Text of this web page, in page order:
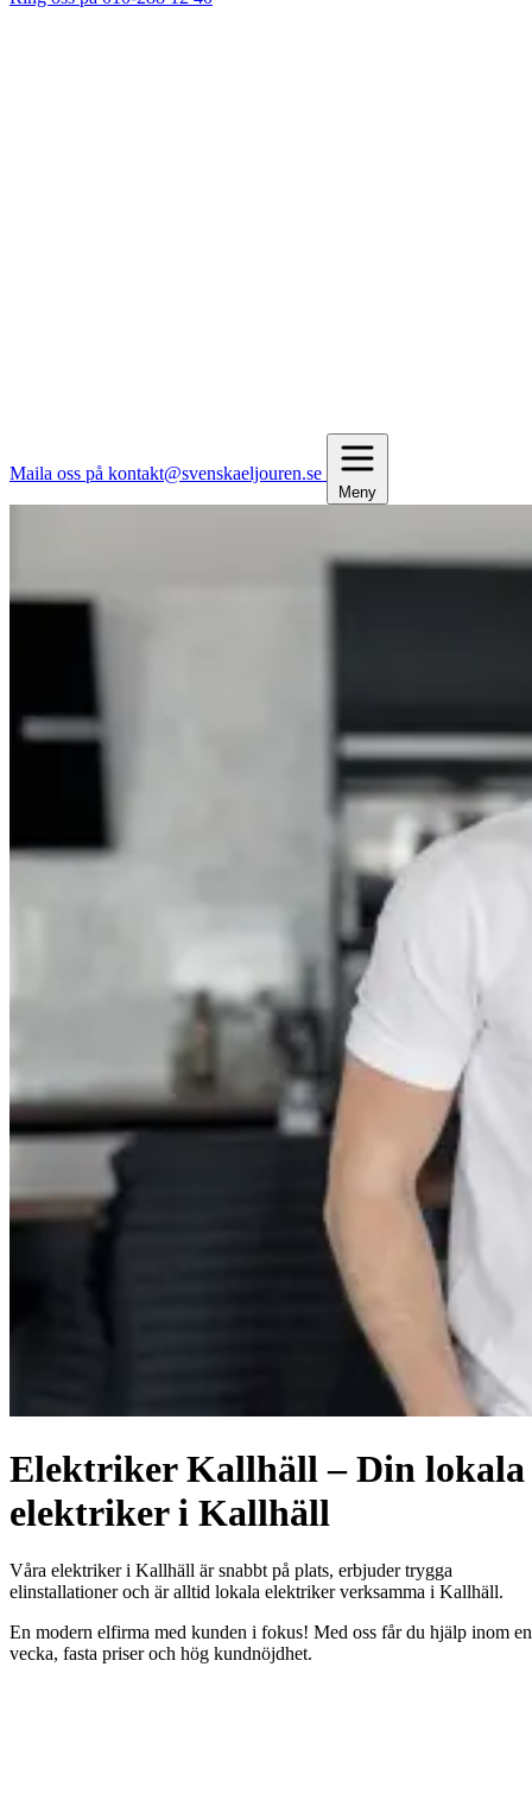
Maila oss på kontakt@svenskaeljouren.se
Meny
Elektriker Kallhäll – Din lokala
elektriker i Kallhäll
Våra elektriker i Kallhäll är snabbt på plats, erbjuder trygga
elinstallationer och är alltid lokala elektriker verksamma i Kallhäll.
En modern elfirma med kunden i fokus! Med oss får du hjälp inom en
vecka, fasta priser och hög kundnöjdhet.